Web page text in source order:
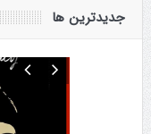
جدیدترین ها